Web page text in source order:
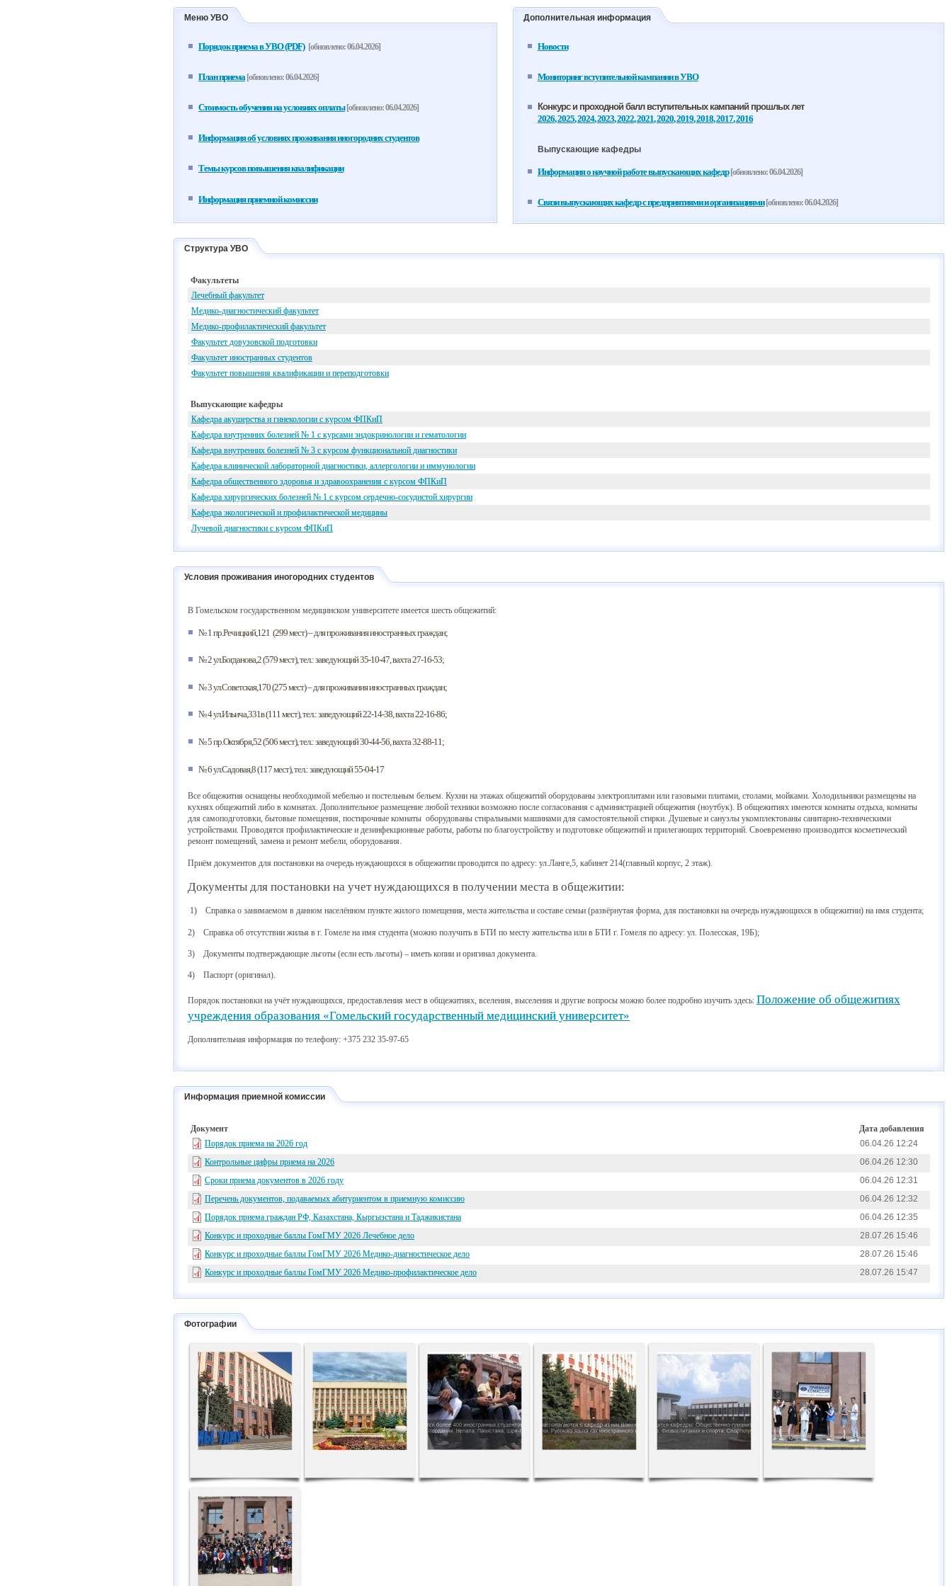
Дополнительная информация
Новости
Мониторинг вступительной кампании в УВО
Конкурс и проходной балл вступительных кампаний прошлых лет
2026,2025,2024,2023,2022,2021,2020,2019,2018,2017,2016
Выпускающие кафедры
Информация о научной работе выпускающих кафедр[обновлено: 06.04.2026]
Связи выпускающих кафедр с предприятиями и организациями[обновлено: 06.04.2026]
Меню УВО
Порядок приема в УВО (PDF) [обновлено: 06.04.2026]
План приема[обновлено: 06.04.2026]
Стоимость обучения на условиях оплаты[обновлено: 06.04.2026]
Информация об условиях проживания иногородних студентов
Темы курсов повышения квалификации
Информация приемной комиссии
Структура УВО
Факультеты
Лечебный факультет
Медико-диагностический факультет
Медико-профилактический факультет
Факультет довузовской подготовки
Факультет иностранных студентов
Факультет повышения квалификации и переподготовки
Выпускающие кафедры
Кафедра акушерства и гинекологии с курсом ФПКиП
Кафедра внутренних болезней № 1 с курсами эндокринологии и гематологии
Кафедра внутренних болезней № 3 с курсом функциональной диагностики
Кафедра клинической лабораторной диагностики, аллергологии и иммунологии
Кафедра общественного здоровья и здравоохранения с курсом ФПКиП
Кафедра хирургических болезней № 1 с курсом сердечно-сосудистой хирургии
Кафедра экологической и профилактической медицины
Лучевой диагностики с курсом ФПКиП
Условия проживания иногородних студентов
В Гомельском государственном медицинском университете имеется шесть общежитий:
№ 1 пр.Речицкий,121 (299 мест) – для проживания иностранных граждан;
№ 2 ул.Богданова,2 (579 мест), тел.: заведующий 35-10-47, вахта 27-16-53;
№ 3 ул.Советская,170 (275 мест) – для проживания иностранных граждан;
№ 4 ул.Ильича,331в (111 мест), тел.: заведующий 22-14-38, вахта 22-16-86;
№ 5 пр.Октября,52 (506 мест), тел.: заведующий 30-44-56, вахта 32-88-11;
№ 6 ул.Садовая,8 (117 мест), тел.: заведующий 55-04-17
Все общежития оснащены необходимой мебелью и постельным бельем. Кухни на этажах общежитий оборудованы электроплитами или газовыми плитами, столами, мойками. Холодильники размещены на
кухнях общежитий либо в комнатах. Дополнительное размещение любой техники возможно после согласования с администрацией общежития (ноутбук). В общежитиях имеются комнаты отдыха, комнаты
для самоподготовки, бытовые помещения, постирочные комнаты оборудованы стиральными машинами для самостоятельной стирки. Душевые и санузлы укомплектованы санитарно-техническими
устройствами. Проводятся профилактические и дезинфекционные работы, работы по благоустройству и подготовке общежитий и прилегающих территорий. Своевременно производится косметический
ремонт помещений, замена и ремонт мебели, оборудования.
Приём документов для постановки на очередь нуждающихся в общежитии проводится по адресу: ул.Ланге,5, кабинет 214(главный корпус, 2 этаж).
Документы для постановки на учет нуждающихся в получении места в общежитии:
1) Справка о занимаемом в данном населённом пункте жилого помещения, места жительства и составе семьи (развёрнутая форма, для постановки на очередь нуждающихся в общежитии) на имя студента;
2) Справка об отсутствии жилья в г. Гомеле на имя студента (можно получить в БТИ по месту жительства или в БТИ г. Гомеля по адресу: ул. Полесская, 19Б);
3) Документы подтверждающие льготы (если есть льготы) – иметь копии и оригинал документа.
4) Паспорт (оригинал).
Порядок постановки на учёт нуждающихся, предоставления мест в общежитиях, вселения, выселения и другие вопросы можно более подробно изучить здесь: Положение об общежитиях
учреждения образования «Гомельский государственный медицинский университет»
Дополнительная информация по телефону: +375 232 35-97-65
Информация приемной комиссии
Документ
Дата добавления
Порядок приема на 2026 год
06.04.26 12:24
Контрольные цифры приема на 2026
06.04.26 12:30
Сроки приема документов в 2026 году
06.04.26 12:31
Перечень документов, подаваемых абитуриентом в приемную комиссию
06.04.26 12:32
Порядок приема граждан РФ, Казахстана, Кыргызстана и Таджикистана
06.04.26 12:35
Конкурс и проходные баллы ГомГМУ 2026 Лечебное дело
28.07.26 15:46
Конкурс и проходные баллы ГомГМУ 2026 Медико-диагностическое дело
28.07.26 15:46
Конкурс и проходные баллы ГомГМУ 2026 Медико-профилактическое дело
28.07.26 15:47
Фотографии